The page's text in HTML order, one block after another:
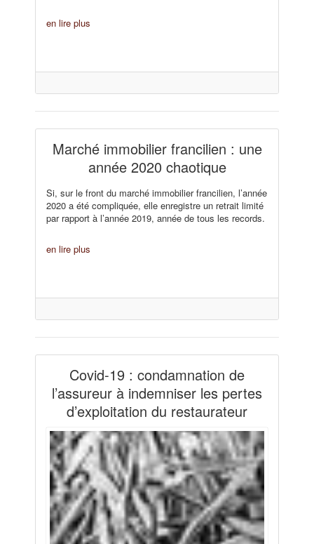
en lire plus
Marché immobilier francilien : une
année 2020 chaotique
Si, sur le front du marché immobilier francilien, l’année
2020 a été compliquée, elle enregistre un retrait limité
par rapport à l’année 2019, année de tous les records.
en lire plus
Covid-19 : condamnation de
l’assureur à indemniser les pertes
d’exploitation du restaurateur